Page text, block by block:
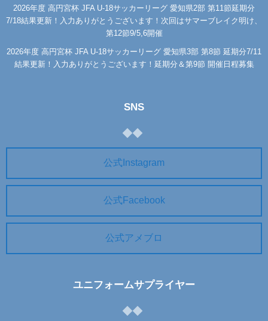
2026年度 高円宮杯 JFA U-18サッカーリーグ 愛知県2部 第11節延期分
7/18結果更新！入力ありがとうございます！次回はサマーブレイク明け、
第12節9/5,6開催
2026年度 高円宮杯 JFA U-18サッカーリーグ 愛知県3部 第8節 延期分7/11
結果更新！入力ありがとうございます！延期分＆第9節 開催日程募集
SNS
公式Instagram
公式Facebook
公式アメブロ
ユニフォームサプライヤー